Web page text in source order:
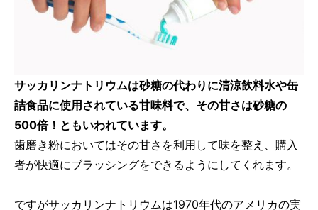
サッカリンナトリウムは砂糖の代わりに清涼飲料水や缶
詰食品に使用されている甘味料で、その甘さは砂糖の
500倍！ともいわれています。
歯磨き粉においてはその甘さを利用して味を整え、購入
者が快適にブラッシングをできるようにしてくれます。
ですがサッカリンナトリウムは1970年代のアメリカの実